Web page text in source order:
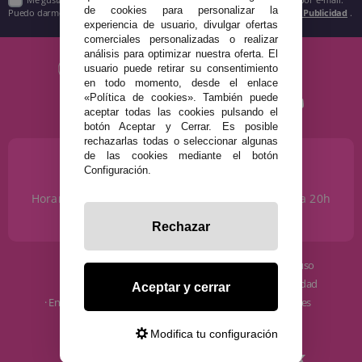
Puedo darme de baja cuando quiera según lo recogido en la Política de Publicidad .
¿NECESITAS AYUDA?
Horario de Lunes a Sábados de 10 a 14h y de 17 a 20h
info@disfracestuyyo.com
· Quiénes somos
· Envíos y Devoluciones
· Condiciones de uso
· Política de privacidad
· Política de cookies
de cookies para personalizar la
experiencia de usuario, divulgar ofertas
comerciales personalizadas o realizar
análisis para optimizar nuestra oferta. El
usuario puede retirar su consentimiento
en todo momento, desde el enlace
«Política de cookies». También puede
aceptar todas las cookies pulsando el
botón Aceptar y Cerrar. Es posible
rechazarlas todas o seleccionar algunas
de las cookies mediante el botón
Configuración.
Rechazar
Aceptar y cerrar
Modifica tu configuración